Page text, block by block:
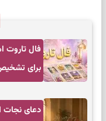
برای
دعای نجات